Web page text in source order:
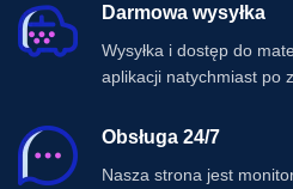
Darmowa wysyłka
Wysyłka i dostęp do
aplikacji natychmiast po
Obsługa 24/7
Nasza strona jest